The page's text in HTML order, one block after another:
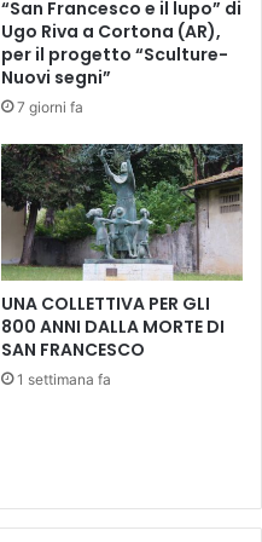
“San Francesco e il lupo” di
Ugo Riva a Cortona (AR),
per il progetto “Sculture-
Nuovi segni”
7 giorni fa
UNA COLLETTIVA PER GLI
800 ANNI DALLA MORTE DI
SAN FRANCESCO
1 settimana fa